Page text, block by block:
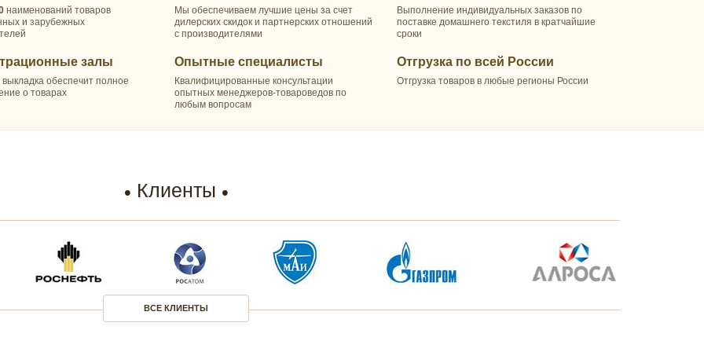
наименований товаров
и зарубежных
залы
обеспечит полное
о товарах
Мы обеспечиваем лучшие цены за счет
дилерских скидок и партнерских отношений
с производителями
Опытные специалисты
Квалифицированные консультации
опытных менеджеров-товароведов по
любым вопросам
Выполнение индивидуальных заказов по
поставке домашнего текстиля в кратчайшие
сроки
Отгрузка по всей России
Отгрузка товаров в любые регионы России
Клиенты
ВСЕ КЛИЕНТЫ